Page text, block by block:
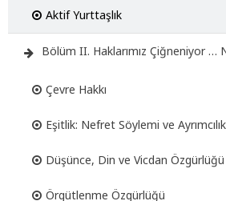
Aktif Yurttaşlık
Bölüm II. Haklarımız Çiğneniyor …
Çevre Hakkı
Eşitlik: Nefret Söylemi ve
Düşünce, Din ve Vicdan Özgürlüğü
Örgütlenme Özgürlüğü